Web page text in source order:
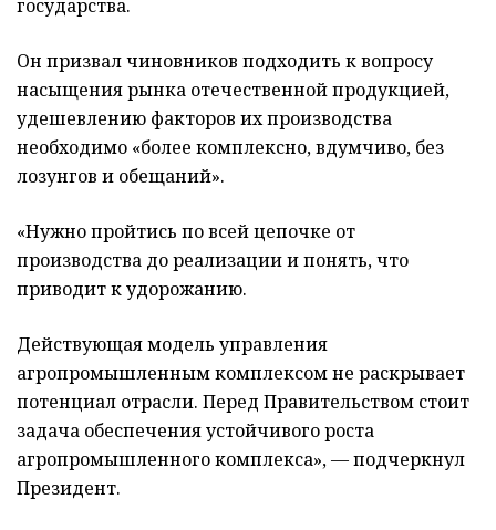
государства.
Он призвал чиновников подходить к вопросу
насыщения рынка отечественной продукцией,
удешевлению факторов их производства
необходимо «более комплексно, вдумчиво, без
лозунгов и обещаний».
«Нужно пройтись по всей цепочке от
производства до реализации и понять, что
приводит к удорожанию.
Действующая модель управления
агропромышленным комплексом не раскрывает
потенциал отрасли. Перед Правительством стоит
задача обеспечения устойчивого роста
агропромышленного комплекса», — подчеркнул
Президент.